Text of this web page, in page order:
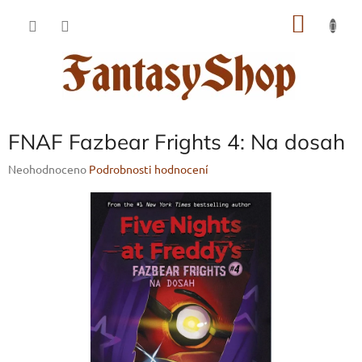
FNAF Fazbear Frights 4: Na dosah
Průměrné
Neohodnoceno Podrobnosti hodnocení